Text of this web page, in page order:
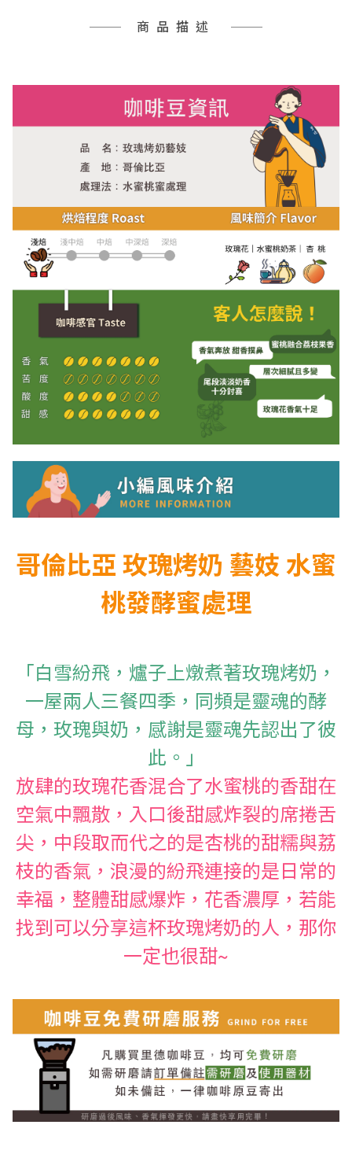
商品描述
哥倫比亞 玫瑰烤奶 藝妓 水蜜
桃發酵蜜處理
「白雪紛飛，爐子上燉煮著玫瑰烤奶，
一屋兩人三餐四季，同頻是靈魂的酵
母，玫瑰與奶，感謝是靈魂先認出了彼
此。」
放肆的玫瑰花香混合了水蜜桃的香甜在
空氣中飄散，入口後甜感炸裂的席捲舌
尖，中段取而代之的是杏桃的甜糯與荔
枝的香氣，浪漫的紛飛連接的是日常的
幸福，整體甜感爆炸，花香濃厚，若能
找到可以分享這杯玫瑰烤奶的人，那你
一定也很甜~